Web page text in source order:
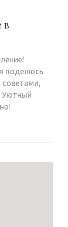
в
поделюсь
советами,
Уютный